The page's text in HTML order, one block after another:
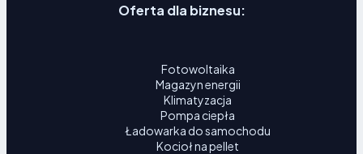
Oferta dla biznesu:
Fotowoltaika
Magazyn energii
Klimatyzacja
Pompa ciepła
Ładowarka do samochodu
Kocioł na pellet